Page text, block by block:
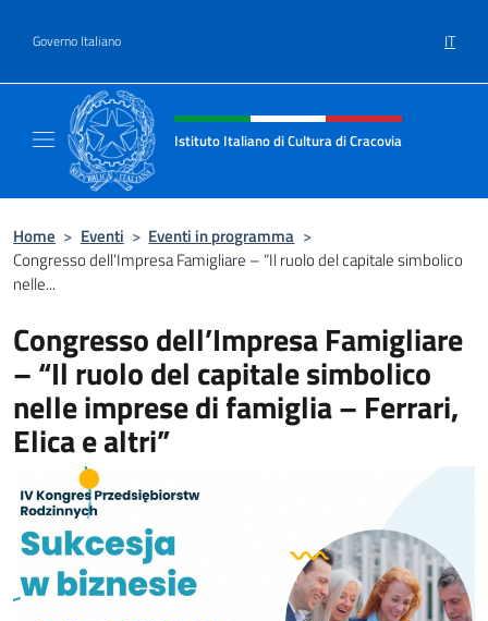
Governo Italiano IT
Intestazione sito, social e menù
Istituto Italiano di Cultura di Cracovia
Home > Eventi > Eventi in programma >
Congresso dell’Impresa Famigliare – “Il ruolo del capitale simbolico
nelle...
Congresso dell’Impresa Famigliare
– “Il ruolo del capitale simbolico
nelle imprese di famiglia – Ferrari,
Elica e altri”